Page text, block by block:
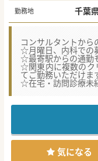
勤務地
コンサルタントから
☆月曜日、内科での
☆最寄駅からの通勤
☆関東内に複数のク
てご勤務いただけま
☆在宅・訪問診療未
気になる